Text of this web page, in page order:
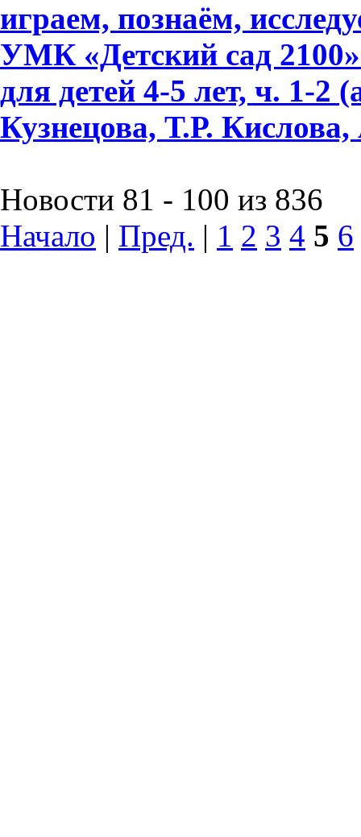
играем, познаём,
УМК «Детский сад
для детей 4-5 лет, ч. 1-
Кузнецова, Т.Р.
Новости 81 - 100 из 836
Начало | Пред. | 1 2 3 4 5 6